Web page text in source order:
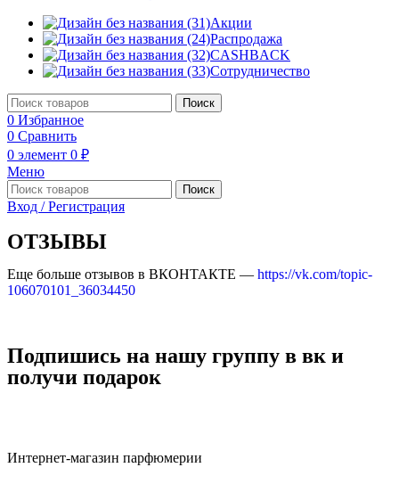
Акции
Распродажа
CASHBACK
Сотрудничество
Поиск
0 Избранное
0 Сравнить
0 элемент 0 ₽
Меню
Поиск
Вход / Регистрация
ОТЗЫВЫ
Еще больше отзывов в ВКОНТАКТЕ — https://vk.com/topic-
106070101_36034450
Подпишись на нашу группу в вк и
получи подарок
Интернет-магазин парфюмерии